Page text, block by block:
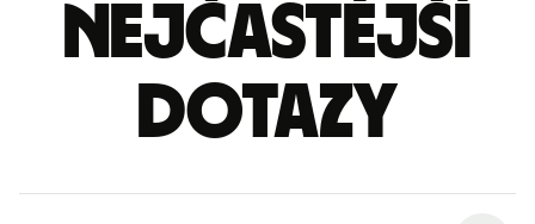
Nejčastější
dotazy